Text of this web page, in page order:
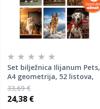
Set bilježnica Ilijanum Pets,
A4 geometrija, 52 listova,
meki uvez, 10 KOM
33,69 €
24,38 €